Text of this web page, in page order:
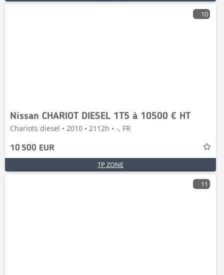
10
Nissan CHARIOT DIESEL 1T5 à 10500 € HT
Chariots diesel • 2010 • 2112h • -, FR
10 500 EUR
TP ZONE
11